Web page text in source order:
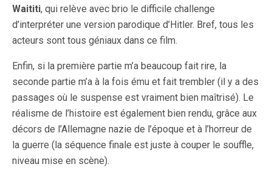
Waititi, qui relève avec brio le difficile challenge
d’interpréter une version parodique d’Hitler. Bref, tous les
acteurs sont tous géniaux dans ce film.
Enfin, si la première partie m’a beaucoup fait rire, la
seconde partie m’a à la fois ému et fait trembler (il y a des
passages où le suspense est vraiment bien maîtrisé). Le
réalisme de l’histoire est également bien rendu, grâce aux
décors de l’Allemagne nazie de l’époque et à l’horreur de
la guerre (la séquence finale est juste à couper le souffle,
niveau mise en scène).